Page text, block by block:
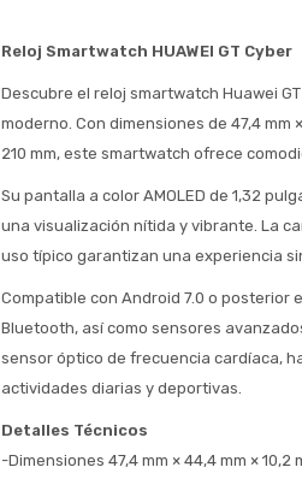
Reloj Smartwatch HUAWEI GT Cyber
Descubre el reloj smartwatch Huawei
moderno. Con dimensiones de 47,4 mm
210 mm, este smartwatch ofrece
Su pantalla a color AMOLED de 1,32
una visualización nítida y vibrante. La
uso típico garantizan una experiencia
Compatible con Android 7.0 o posterior
Bluetooth, así como sensores
sensor óptico de frecuencia cardíaca,
actividades diarias y deportivas.
Detalles Técnicos
-Dimensiones 47,4 mm × 44,4 mm × 10,2
¡Tenés
Parece